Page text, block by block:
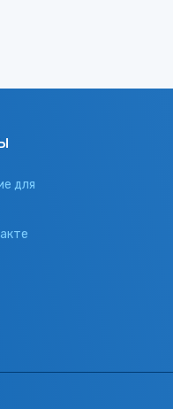
для